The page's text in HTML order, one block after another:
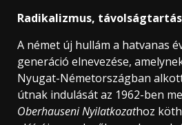
Radikalizmus,
A német új hullám a hatvanas
generáció elnevezése,
Nyugat-Németországban
útnak indulását az 1962-ben
Oberhauseni Nyilatkozathoz